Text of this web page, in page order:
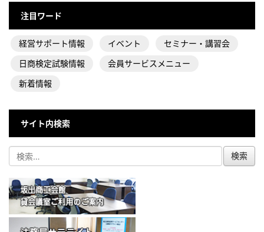
注目ワード
経営サポート情報 イベント
セミナー・講習会
日商検定試験情報
会員サービスメニュー
新着情報
サイト内検索